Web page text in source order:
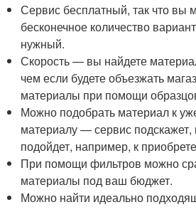
Сервис бесплатный, так что вы
бесконечное количество
нужный.
Скорость — вы найдете
чем если будете объезжать
материалы при помощи
Можно подобрать материал к
материалу — сервис подскажет,
подойдет, например, к
При помощи фильтров можно
материалы под ваш бюджет.
Можно найти идеально